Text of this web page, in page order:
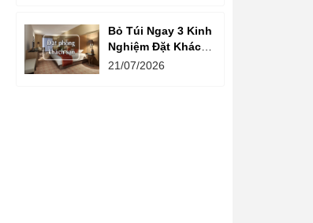
Bỏ Túi Ngay 3 Kinh
Nghiệm Đặt Khách
Sạn Giá Rẻ Cho
21/07/2026